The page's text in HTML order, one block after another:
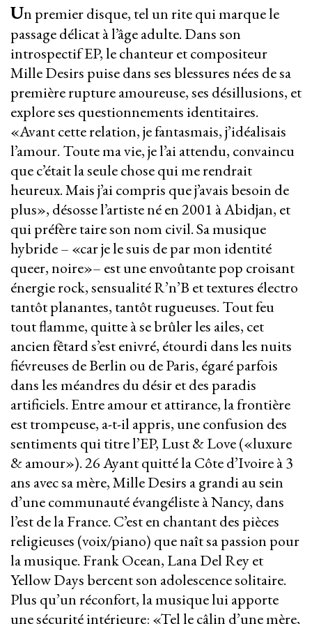
Un premier disque, tel un rite qui marque le
passage délicat à l’âge adulte. Dans son
introspectif EP, le chanteur et compositeur
Mille Desirs puise dans ses blessures nées de sa
première rupture amoureuse, ses désillusions, et
explore ses questionnements identitaires.
«Avant cette relation, je fantasmais, j’idéalisais
l’amour. Toute ma vie, je l’ai attendu, convaincu
que c’était la seule chose qui me rendrait
heureux. Mais j’ai compris que j’avais besoin de
plus», désosse l’artiste né en 2001 à Abidjan, et
qui préfère taire son nom civil. Sa musique
hybride – «car je le suis de par mon identité
queer, noire»– est une envoûtante pop croisant
énergie rock, sensualité R’n’B et textures électro
tantôt planantes, tantôt rugueuses. Tout feu
tout flamme, quitte à se brûler les ailes, cet
ancien fêtard s’est enivré, étourdi dans les nuits
fiévreuses de Berlin ou de Paris, égaré parfois
dans les méandres du désir et des paradis
artificiels. Entre amour et attirance, la frontière
est trompeuse, a-t-il appris, une confusion des
sentiments qui titre l’EP, Lust & Love («luxure
& amour»). 26 Ayant quitté la Côte d’Ivoire à 3
ans avec sa mère, Mille Desirs a grandi au sein
d’une communauté évangéliste à Nancy, dans
l’est de la France. C’est en chantant des pièces
religieuses (voix/piano) que naît sa passion pour
la musique. Frank Ocean, Lana Del Rey et
Yellow Days bercent son adolescence solitaire.
Plus qu’un réconfort, la musique lui apporte
une sécurité intérieure: «Tel le câlin d’une mère,